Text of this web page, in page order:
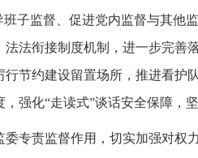
班子监督、促进党内监督与其他
法法衔接制度机制，进一步完善
行节约建设留置场所，推进看护
强化“走读式”谈话安全保障，
委专责监督作用，切实加强对